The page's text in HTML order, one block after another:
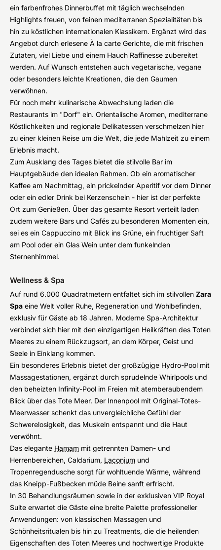
ein farbenfrohes Dinnerbuffet mit täglich wechselnden
Highlights freuen, von feinen mediterranen Spezialitäten bis
hin zu köstlichen internationalen Klassikern. Ergänzt wird das
Angebot durch erlesene À la carte Gerichte, die mit frischen
Zutaten, viel Liebe und einem Hauch Raffinesse zubereitet
werden. Auf Wunsch entstehen auch vegetarische, vegane
oder besonders leichte Kreationen, die den Gaumen
verwöhnen.
Für noch mehr kulinarische Abwechslung laden die
Restaurants im "Dorf" ein. Orientalische Aromen, mediterrane
Köstlichkeiten und regionale Delikatessen verschmelzen hier
zu einer kleinen Reise um die Welt, die jede Mahlzeit zu einem
Erlebnis macht.
Zum Ausklang des Tages bietet die stilvolle Bar im
Hauptgebäude den idealen Rahmen. Ob ein aromatischer
Kaffee am Nachmittag, ein prickelnder Aperitif vor dem Dinner
oder ein edler Drink bei Kerzenschein - hier ist der perfekte
Ort zum Genießen. Über das gesamte Resort verteilt laden
zudem weitere Bars und Cafés zu besonderen Momenten ein,
sei es ein Cappuccino mit Blick ins Grüne, ein fruchtiger Saft
am Pool oder ein Glas Wein unter dem funkelnden
Sternenhimmel.
Wellness & Spa
Auf rund 6.000 Quadratmetern entfaltet sich im stilvollen Zara
Spa eine Welt voller Ruhe, Regeneration und Wohlbefinden,
exklusiv für Gäste ab 18 Jahren. Moderne Spa-Architektur
verbindet sich hier mit den einzigartigen Heilkräften des Toten
Meeres zu einem Rückzugsort, an dem Körper, Geist und
Seele in Einklang kommen.
Ein besonderes Erlebnis bietet der großzügige Hydro-Pool mit
Massagestationen, ergänzt durch sprudelnde Whirlpools und
den beheizten Infinity-Pool im Freien mit atemberaubendem
Blick über das Tote Meer. Der Innenpool mit Original-Totes-
Meerwasser schenkt das unvergleichliche Gefühl der
Schwerelosigkeit, das Muskeln entspannt und die Haut
verwöhnt.
Das elegante Hamam mit getrennten Damen- und
Herrenbereichen, Caldarium, Laconium und
Tropenregendusche sorgt für wohltuende Wärme, während
das Kneipp-Fußbecken müde Beine sanft erfrischt.
In 30 Behandlungsräumen sowie in der exklusiven VIP Royal
Suite erwartet die Gäste eine breite Palette professioneller
Anwendungen: von klassischen Massagen und
Schönheitsritualen bis hin zu Treatments, die die heilenden
Eigenschaften des Toten Meeres und hochwertige Produkte